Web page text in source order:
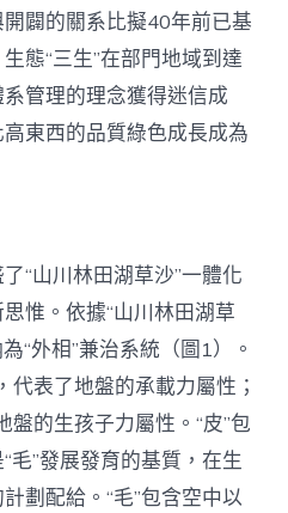
闢的關系比擬40年前已基
態“三生”在部門地域到達
管理的理念獲得迷信成
東西的品質綠色成長成為
“山川林田湖草沙”一體化
惟。依據“山川林田湖草
“外相”兼治系統（圖1）。
代表了地盤的承載力屬性；
盤的生孩子力屬性。“皮”包
毛”發展發育的基質，在生
劃配給。“毛”包含空中以